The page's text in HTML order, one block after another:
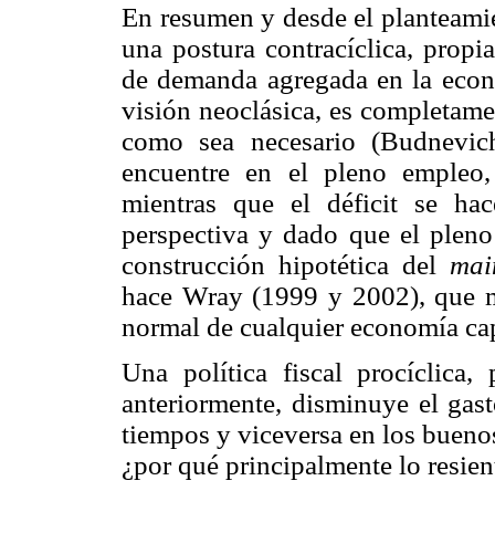
En resumen y desde el
una postura contracíclica,
de demanda agregada en la
visión neoclásica, es
como sea necesario
encuentre en el pleno
mientras que el déficit se
perspectiva y dado que el
construcción hipotética del
hace Wray (1999 y 2002), que
normal de cualquier economía
Una política fiscal procíclica,
anteriormente, disminuye el
tiempos y viceversa en los
¿por qué principalmente lo